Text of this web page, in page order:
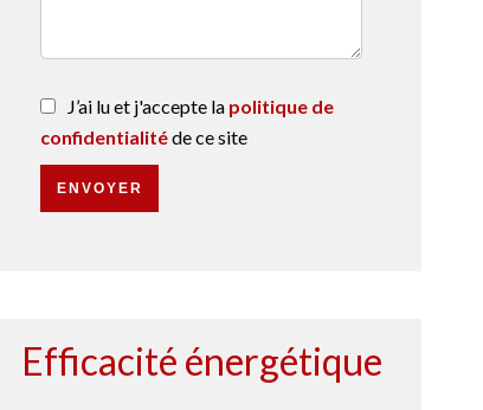
J’ai lu et j'accepte la politique de
confidentialitéde ce site
ENVOYER
Efficacité énergétique